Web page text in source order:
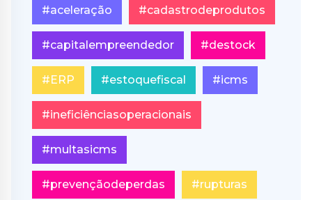
#aceleração #cadastrodeprodutos
#capitalempreendedor #destock
#ERP #estoquefiscal #icms
#ineficiênciasoperacionais
#multasicms
#prevençãodeperdas #rupturas